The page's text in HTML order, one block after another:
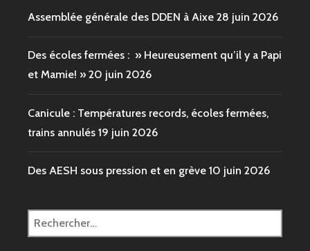
Assemblée générale des DDEN à Aixe 28 juin 2026
Des écoles fermées : » Heureusement qu’il y a Papi
et Mamie! » 20 juin 2026
Canicule : Températures records, écoles fermées,
trains annulés 19 juin 2026
Des AESH sous pression et en grève 10 juin 2026
Rechercher :